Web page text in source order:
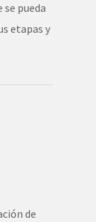
pueda
etapas y
de